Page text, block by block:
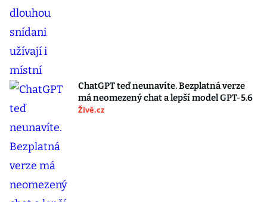
ChatGPT teď neunavíte. Bezplatná verze
má neomezený chat a lepší model GPT-5.6
Živě.cz